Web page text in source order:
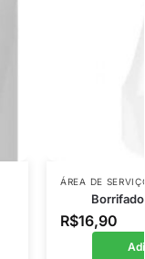
ÁREA DE
R$16,90